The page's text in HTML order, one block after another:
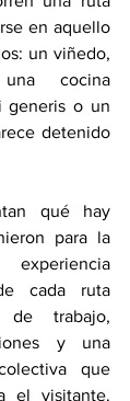
en aquello
un viñedo,
cocina
generis o un
detenido
qué hay
para la
cada ruta
de trabajo,
y una
que
el visitante.